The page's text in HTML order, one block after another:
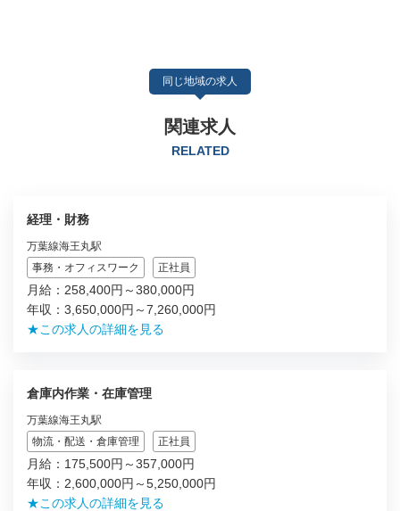
同じ地域の求人
関連求人
RELATED
経理・財務
万葉線海王丸駅
事務・オフィスワーク
正社員
月給：258,400円～380,000円
年収：3,650,000円～7,260,000円
★この求人の詳細を見る
倉庫内作業・在庫管理
万葉線海王丸駅
物流・配送・倉庫管理
正社員
月給：175,500円～357,000円
年収：2,600,000円～5,250,000円
★この求人の詳細を見る